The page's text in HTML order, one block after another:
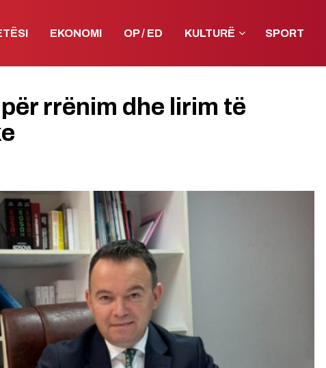
EKONOMI OP / ED KULTURË SPORT
rrënim dhe lirim të